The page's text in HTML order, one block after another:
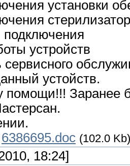
установки
подключения
устройств
сервисного
устойств.
помощи!!! Заранее
6386695.doc (102.0 Kb)
18:24]